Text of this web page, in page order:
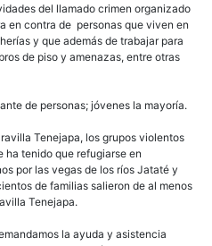
del llamado crimen organizado
en contra de personas que viven en
y que además de trabajar para
de piso y amenazas, entre otras
de personas; jóvenes la mayoría.
Tenejapa, los grupos violentos
tenido que refugiarse en
por las vegas de los ríos Jataté y
de familias salieron de al menos
Tenejapa.
la ayuda y asistencia